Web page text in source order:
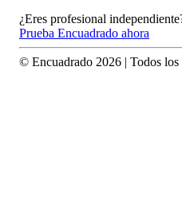
¿Eres profesional
Prueba Encuadrado ahora
© Encuadrado 2026 | Todos los